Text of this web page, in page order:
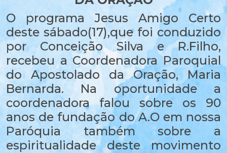
O programa Jesus Amigo Certo
deste sábado(17),que foi conduzido
por Conceição Silva e R.Filho,
recebeu a Coordenadora Paroquial
do Apostolado da Oração, Maria
Bernarda. Na oportunidade a
coordenadora falou sobre os 90
anos de fundação do A.O em nossa
Paróquia também sobre a
espiritualidade deste movimento